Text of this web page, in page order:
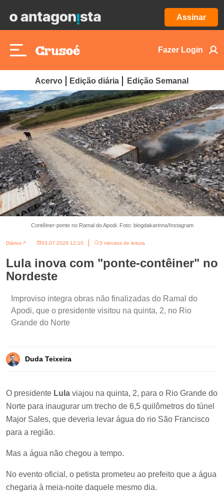
Assinar
Fazer Login
Acervo Edição diária Edição Semanal
Contêiner-ponte no Ramal do Apodi. Foto: blogdakarinna/Instagram
Diários 03.07.2026 12:10 3 minutos de leitura
Lula inova com "ponte-contêiner" no
Nordeste
Improviso integra obras não finalizadas do Ramal do
Apodi, que o presidente visitou na quinta, 2, no Rio
Grande do Norte
Duda Teixeira
O presidente Lula viajou na quinta, 2, para o Rio Grande do
Norte para inaugurar um trecho de 6,5 quilômetros do túnel
Major Sales, que deveria levar água do rio São Francisco
para a região.
Mas a água não chegou a tempo.
No evento oficial, o petista prometeu ao prefeito que a água
chegaria à meia-noite daquele mesmo dia.